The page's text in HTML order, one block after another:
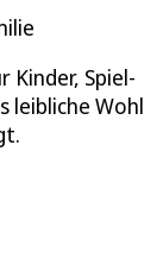
Spiel-
leibliche Wohl